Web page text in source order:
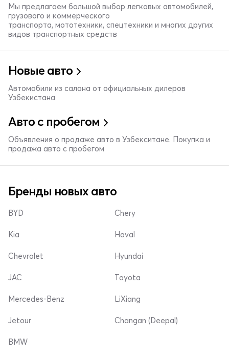
Мы предлагаем большой выбор легковых автомобилей,
грузового и коммерческого
транспорта, мототехники, спецтехники и многих других
видов транспортных средств
Новые авто
Автомобили из салона от официальных дилеров
Узбекистана
Авто с пробегом
Объявления о продаже авто в Узбекситане. Покупка и
продажа авто с пробегом
Бренды новых авто
BYD
Kia
Chevrolet
Chery
Haval
Hyundai
JAC
Mercedes-Benz
Jetour
Toyota
LiXiang
Changan (Deepal)
BMW